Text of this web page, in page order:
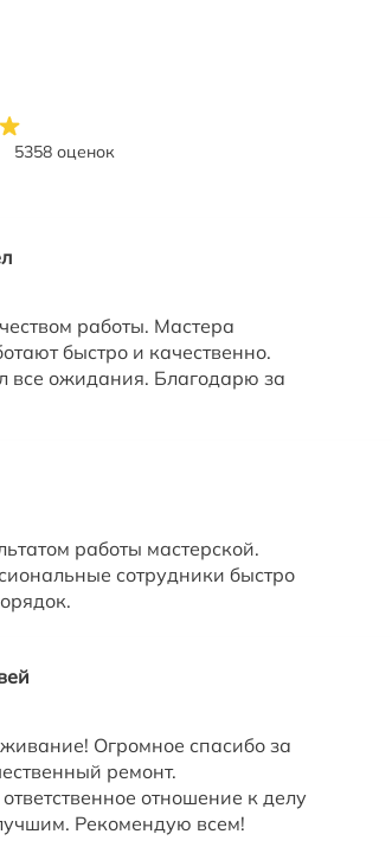
5358 оценок
работы. Мастера
быстро и качественно.
все ожидания. Благодарю за
работы мастерской.
сотрудники быстро
Огромное спасибо за
ремонт.
отношение к делу
Рекомендую всем!